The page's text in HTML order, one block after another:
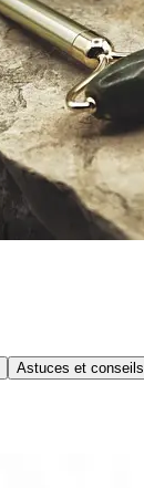
Astuces et conseils